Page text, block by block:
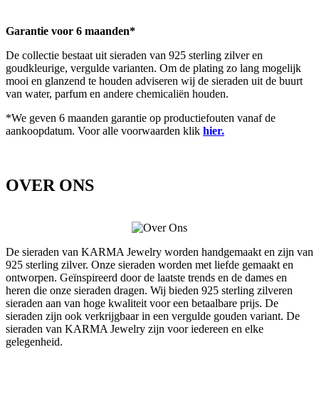
Garantie voor 6 maanden*
De collectie bestaat uit sieraden van 925 sterling zilver en
goudkleurige, vergulde varianten. Om de plating zo lang mogelijk
mooi en glanzend te houden adviseren wij de sieraden uit de buurt
van water, parfum en andere chemicaliën houden.
*We geven 6 maanden garantie op productiefouten vanaf de
aankoopdatum. Voor alle voorwaarden klik hier.
OVER ONS
De sieraden van KARMA Jewelry worden handgemaakt en zijn van
925 sterling zilver. Onze sieraden worden met liefde gemaakt en
ontworpen. Geïnspireerd door de laatste trends en de dames en
heren die onze sieraden dragen. Wij bieden 925 sterling zilveren
sieraden aan van hoge kwaliteit voor een betaalbare prijs. De
sieraden zijn ook verkrijgbaar in een vergulde gouden variant. De
sieraden van KARMA Jewelry zijn voor iedereen en elke
gelegenheid.